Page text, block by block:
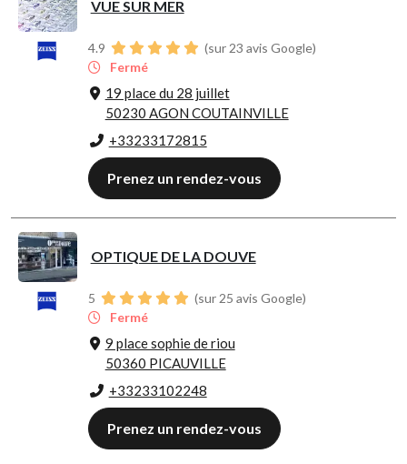
VUE SUR MER
4.9
(sur 23 avis Google)
Fermé
19 place du 28 juillet
50230 AGON COUTAINVILLE
+33233172815
Prenez un rendez-vous
OPTIQUE DE LA DOUVE
5
(sur 25 avis Google)
Fermé
9 place sophie de riou
50360 PICAUVILLE
+33233102248
Prenez un rendez-vous